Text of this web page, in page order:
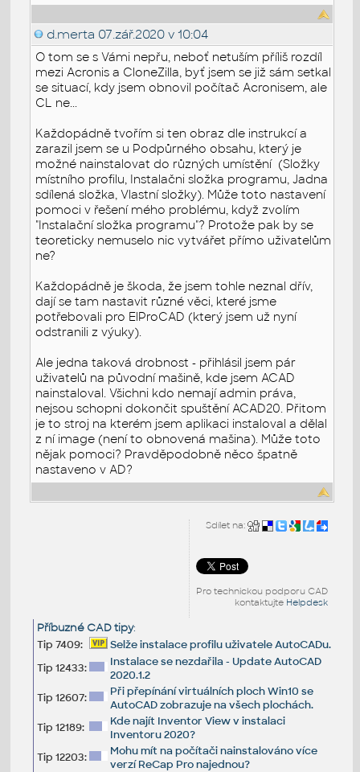
d.merta 07.zář.2020 v 10:04
O tom se s Vámi nepřu, neboť netuším příliš rozdíl
mezi Acronis a CloneZilla, byť jsem se již sám setkal
se situací, kdy jsem obnovil počítač Acronisem, ale
CL ne...
Každopádně tvořím si ten obraz dle instrukcí a
zarazil jsem se u Podpůrného obsahu, který je
možné nainstalovat do různých umístění (Složky
místního profilu, Instalačni složka programu, Jadna
sdílená složka, Vlastní složky). Může toto nastavení
pomoci v řešení mého problému, když zvolím
"Instalační složka programu"? Protože pak by se
teoreticky nemuselo nic vytvářet přímo uživatelům
ne?
Každopádně je škoda, že jsem tohle neznal dřív,
dají se tam nastavit různé věci, které jsme
potřebovali pro ElProCAD (který jsem už nyní
odstranili z výuky).
Ale jedna taková drobnost - přihlásil jsem pár
uživatelů na původní mašině, kde jsem ACAD
nainstaloval. Všichni kdo nemají admin práva,
nejsou schopni dokončit spuštění ACAD20. Přitom
je to stroj na kterém jsem aplikaci instaloval a dělal
z ní image (není to obnovená mašina). Může toto
nějak pomoci? Pravděpodobně něco špatně
nastaveno v AD?
Sdílet na:
Pro technickou podporu CAD
kontaktujte Helpdesk
Příbuzné CAD tipy:
Tip 7409:
Selže instalace profilu uživatele AutoCADu.
Tip 12433:
Instalace se nezdařila - Update AutoCAD
2020.1.2
Tip 12607:
Při přepínání virtuálních ploch Win10 se
AutoCAD zobrazuje na všech plochách.
Tip 12189:
Kde najít Inventor View v instalaci
Inventoru 2020?
Tip 12203:
Mohu mít na počítači nainstalováno více
verzí ReCap Pro najednou?